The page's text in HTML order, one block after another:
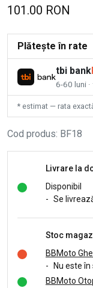
101.00 RON
Plătește în rate
tbi bank
6-60 luni
* estimat — rata
Cod produs: BF18
Livrare la
Disponibil
- Se
Stoc
BBMoto
-
Nu este
BBMoto